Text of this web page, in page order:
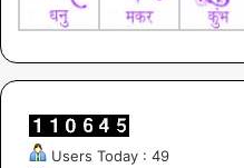
Users Today : 49